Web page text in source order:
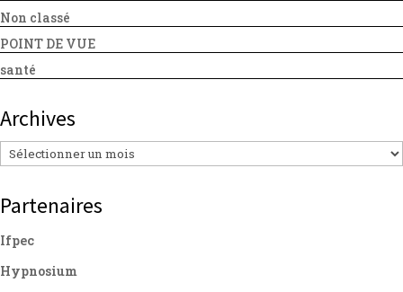
Non classé
POINT DE VUE
santé
Archives
Archives
Partenaires
Ifpec
Hypnosium